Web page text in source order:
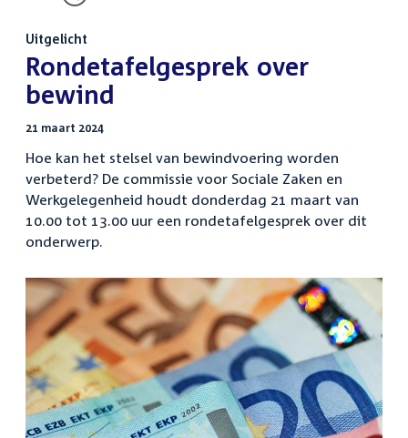
Uitgelicht
:Rondetafelgesprek over
bewind
21 maart 2024
Hoe kan het stelsel van bewindvoering worden
verbeterd? De commissie voor Sociale Zaken en
Werkgelegenheid houdt donderdag 21 maart van
10.00 tot 13.00 uur een rondetafelgesprek over dit
onderwerp.